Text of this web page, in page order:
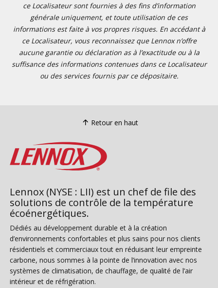
ce Localisateur sont fournies à des fins d’information
générale uniquement, et toute utilisation de ces
informations est faite à vos propres risques. En accédant à
ce Localisateur, vous reconnaissez que Lennox n’offre
aucune garantie ou déclaration as à l’exactitude ou à la
suffisance des informations contenues dans ce Localisateur
ou des services fournis par ce dépositaire.
Retour en haut
Lennox (NYSE : LII) est un chef de file des
solutions de contrôle de la température
écoénergétiques.
Dédiés au développement durable et à la création
d’environnements confortables et plus sains pour nos clients
résidentiels et commerciaux tout en réduisant leur empreinte
carbone, nous sommes à la pointe de l’innovation avec nos
systèmes de climatisation, de chauffage, de qualité de l’air
intérieur et de réfrigération.